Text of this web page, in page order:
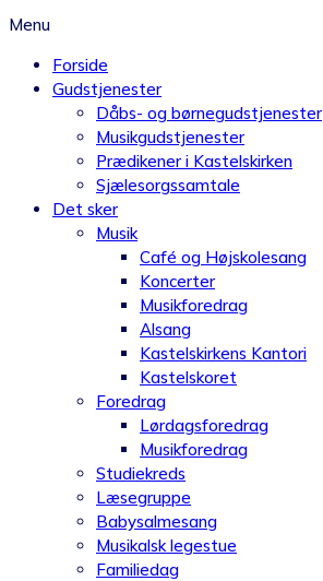
Menu
Forside
Gudstjenester
Dåbs- og børnegudstjenester
Musikgudstjenester
Prædikener i Kastelskirken
Sjælesorgssamtale
Det sker
Musik
Café og Højskolesang
Koncerter
Musikforedrag
Alsang
Kastelskirkens Kantori
Kastelskoret
Foredrag
Lørdagsforedrag
Musikforedrag
Studiekreds
Læsegruppe
Babysalmesang
Musikalsk legestue
Familiedag